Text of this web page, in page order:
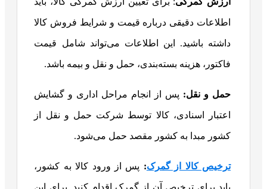
اطلاعات دقیقی درباره قیمت و شرایط فروش کالا
داشته باشید. این اطلاعات می‌تواند شامل قیمت
فاکتور، هزینه بسته‌بندی، حمل و نقل و بیمه باشد.
حمل و نقل: پس از انجام مراحل اداری و گشایش
اعتبار اسنادی، کالا توسط شرکت حمل و نقل از
کشور مبدا به کشور مقصد حمل می‌شود.
ترخیص کالا از گمرک: پس از ورود کالا به کشور،
باید برای ترخیص آن از گمرک اقدام کنید. برای این